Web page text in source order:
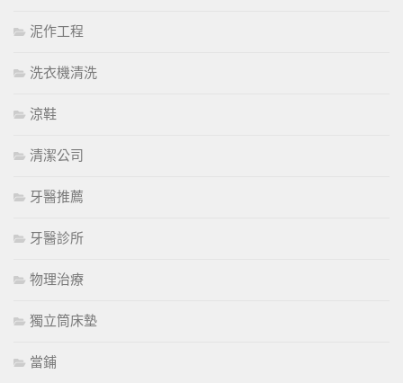
泥作工程
洗衣機清洗
涼鞋
清潔公司
牙醫推薦
牙醫診所
物理治療
獨立筒床墊
當鋪